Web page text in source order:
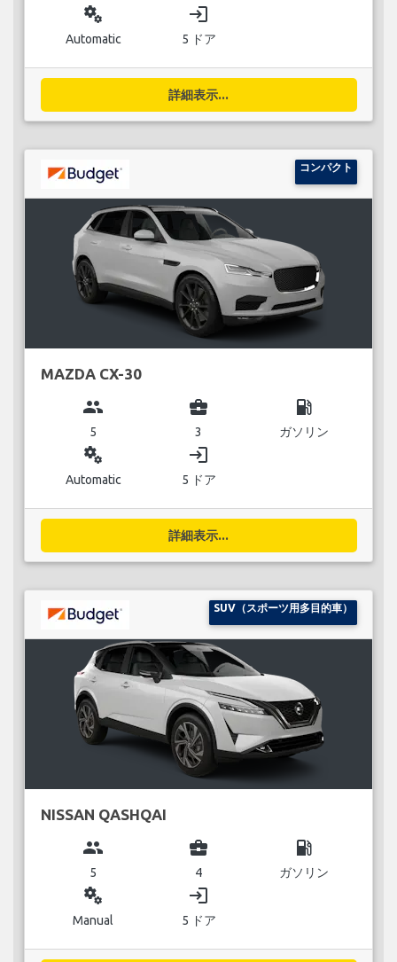
miscellaneous_services
Automatic
login
5 ドア
詳細表示...
コンパクト
MAZDA CX-30
group
5
business_center
3
local_gas_station
ガソリン
miscellaneous_services
Automatic
login
5 ドア
詳細表示...
SUV（スポーツ用多目的車）
NISSAN QASHQAI
group
5
business_center
4
local_gas_station
ガソリン
miscellaneous_services
Manual
login
5 ドア